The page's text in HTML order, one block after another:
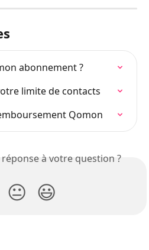
abonnement ?
limite de contacts
Qomon
à votre question ?
😐 😃